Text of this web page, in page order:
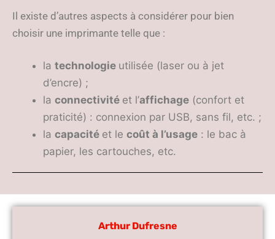
Il existe d’autres aspects à considérer pour bien
choisir une imprimante telle que :
la technologie utilisée (laser ou à jet
d’encre) ;
la connectivité et l’affichage (confort et
praticité) : connexion par USB, sans fil, etc. ;
la capacité et le coût à l’usage : le bac à
papier, les cartouches, etc.
Arthur Dufresne